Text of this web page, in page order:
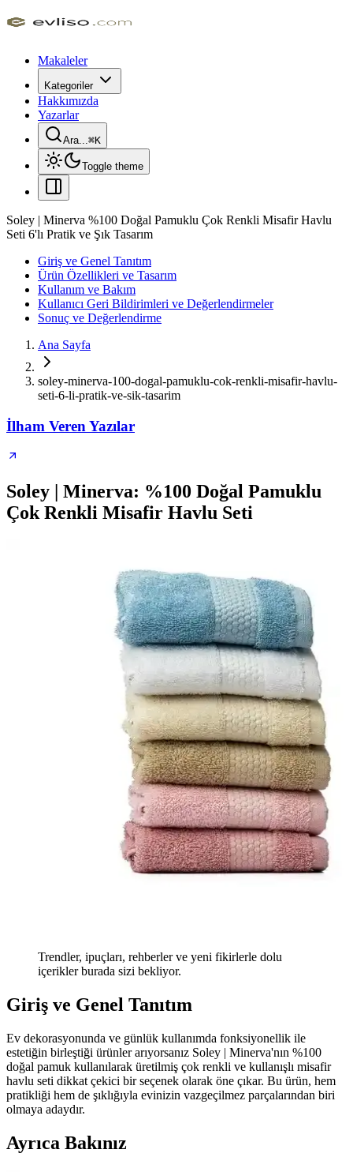
Makaleler
Kategoriler
Hakkımızda
Yazarlar
Ara...⌘K
Toggle theme
Soley | Minerva %100 Doğal Pamuklu Çok Renkli Misafir Havlu
Seti 6'lı Pratik ve Şık Tasarım
Giriş ve Genel Tanıtım
Ürün Özellikleri ve Tasarım
Kullanım ve Bakım
Kullanıcı Geri Bildirimleri ve Değerlendirmeler
Sonuç ve Değerlendirme
Ana Sayfa
soley-minerva-100-dogal-pamuklu-cok-renkli-misafir-havlu-
seti-6-li-pratik-ve-sik-tasarim
İlham Veren Yazılar
Soley | Minerva: %100 Doğal Pamuklu
Çok Renkli Misafir Havlu Seti
Trendler, ipuçları, rehberler ve yeni fikirlerle dolu
içerikler burada sizi bekliyor.
Giriş ve Genel Tanıtım
Ev dekorasyonunda ve günlük kullanımda fonksiyonellik ile
estetiğin birleştiği ürünler arıyorsanız Soley | Minerva'nın %100
doğal pamuk kullanılarak üretilmiş çok renkli ve kullanışlı misafir
havlu seti dikkat çekici bir seçenek olarak öne çıkar. Bu ürün, hem
pratikliği hem de şıklığıyla evinizin vazgeçilmez parçalarından biri
olmaya adaydır.
Ayrıca Bakınız